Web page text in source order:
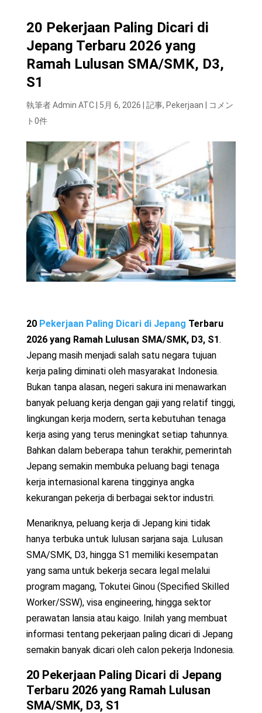
20 Pekerjaan Paling Dicari di
Jepang Terbaru 2026 yang
Ramah Lulusan SMA/SMK, D3,
S1
執筆者Admin ATC| 5月 6, 2026 記事, Pekerjaan
コメン
ト0件
20 Pekerjaan Paling Dicari di Jepang Terbaru
2026 yang Ramah Lulusan SMA/SMK, D3, S1.
Jepang masih menjadi salah satu negara tujuan
kerja paling diminati oleh masyarakat Indonesia.
Bukan tanpa alasan, negeri sakura ini menawarkan
banyak peluang kerja dengan gaji yang relatif tinggi,
lingkungan kerja modern, serta kebutuhan tenaga
kerja asing yang terus meningkat setiap tahunnya.
Bahkan dalam beberapa tahun terakhir, pemerintah
Jepang semakin membuka peluang bagi tenaga
kerja internasional karena tingginya angka
kekurangan pekerja di berbagai sektor industri.
Menariknya, peluang kerja di Jepang kini tidak
hanya terbuka untuk lulusan sarjana saja. Lulusan
SMA/SMK, D3, hingga S1 memiliki kesempatan
yang sama untuk bekerja secara legal melalui
program magang, Tokutei Ginou (Specified Skilled
Worker/SSW), visa engineering, hingga sektor
perawatan lansia atau kaigo. Inilah yang membuat
informasi tentang pekerjaan paling dicari di Jepang
semakin banyak dicari oleh calon pekerja Indonesia.
20 Pekerjaan Paling Dicari di Jepang
Terbaru 2026 yang Ramah Lulusan
SMA/SMK, D3, S1